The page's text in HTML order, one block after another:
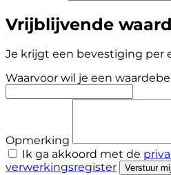
Vrijblijvende
Je krijgt een bevestiging per
Waarvoor wil je een
Opmerking
Ik ga akkoord met de
verwerkingsregister
Verstuur